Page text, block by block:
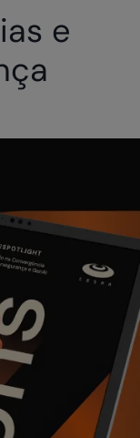
e